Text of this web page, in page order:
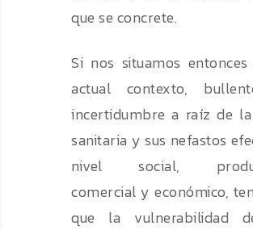
que se concrete.
Si nos situamos
actual contexto,
incertidumbre a raíz de
sanitaria y sus nefastos
nivel social,
comercial y económico,
que la vulnerabilidad